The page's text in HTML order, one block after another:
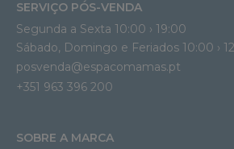
SERVIÇO PÓS-VENDA
Segunda a Sexta 10:00 › 19:00
Sábado, Domingo e Feriados 10:00 ›
posvenda@espacomamas.pt
+351 963 396 200
SOBRE A MARCA